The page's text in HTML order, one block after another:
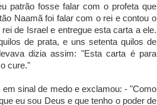
patrão fosse falar com o profeta que
Naamã foi falar com o rei e contou o
de Israel e entregue esta carta a ele.
de prata, e uns setenta quilos de
dizia assim: "Esta carta é para
cure."
sinal de medo e exclamou: - "Como
eu sou Deus e que tenho o poder de